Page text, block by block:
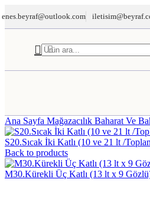
enes.beyraf@outlook.com
Ana Sayfa Mağazacılık Baharat Ve
S20.Sıcak İki Katlı (10 ve 21 lt /
Back to products
M30.Kürekli Üç Katlı (13 lt x 9